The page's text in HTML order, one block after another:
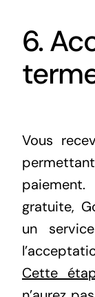
6.
Vous
gratuite,
un
Cette